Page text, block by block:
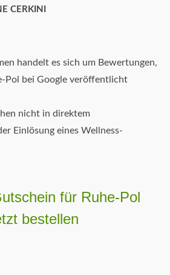
CERKINI
handelt es sich um Bewertungen,
Pol bei Google veröffentlicht
nicht in direktem
Einlösung eines Wellness-
für Ruhe-Pol
bestellen